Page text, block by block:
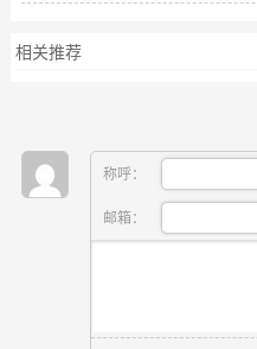
相关推荐
称呼：
邮箱：